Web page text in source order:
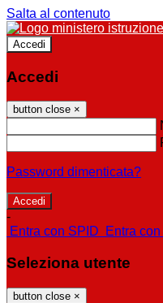
Salta al contenuto
Accedi
Accedi
button close ×
Password dimenticata?
-
Entra con SPID
Entra
Seleziona utente
button close ×